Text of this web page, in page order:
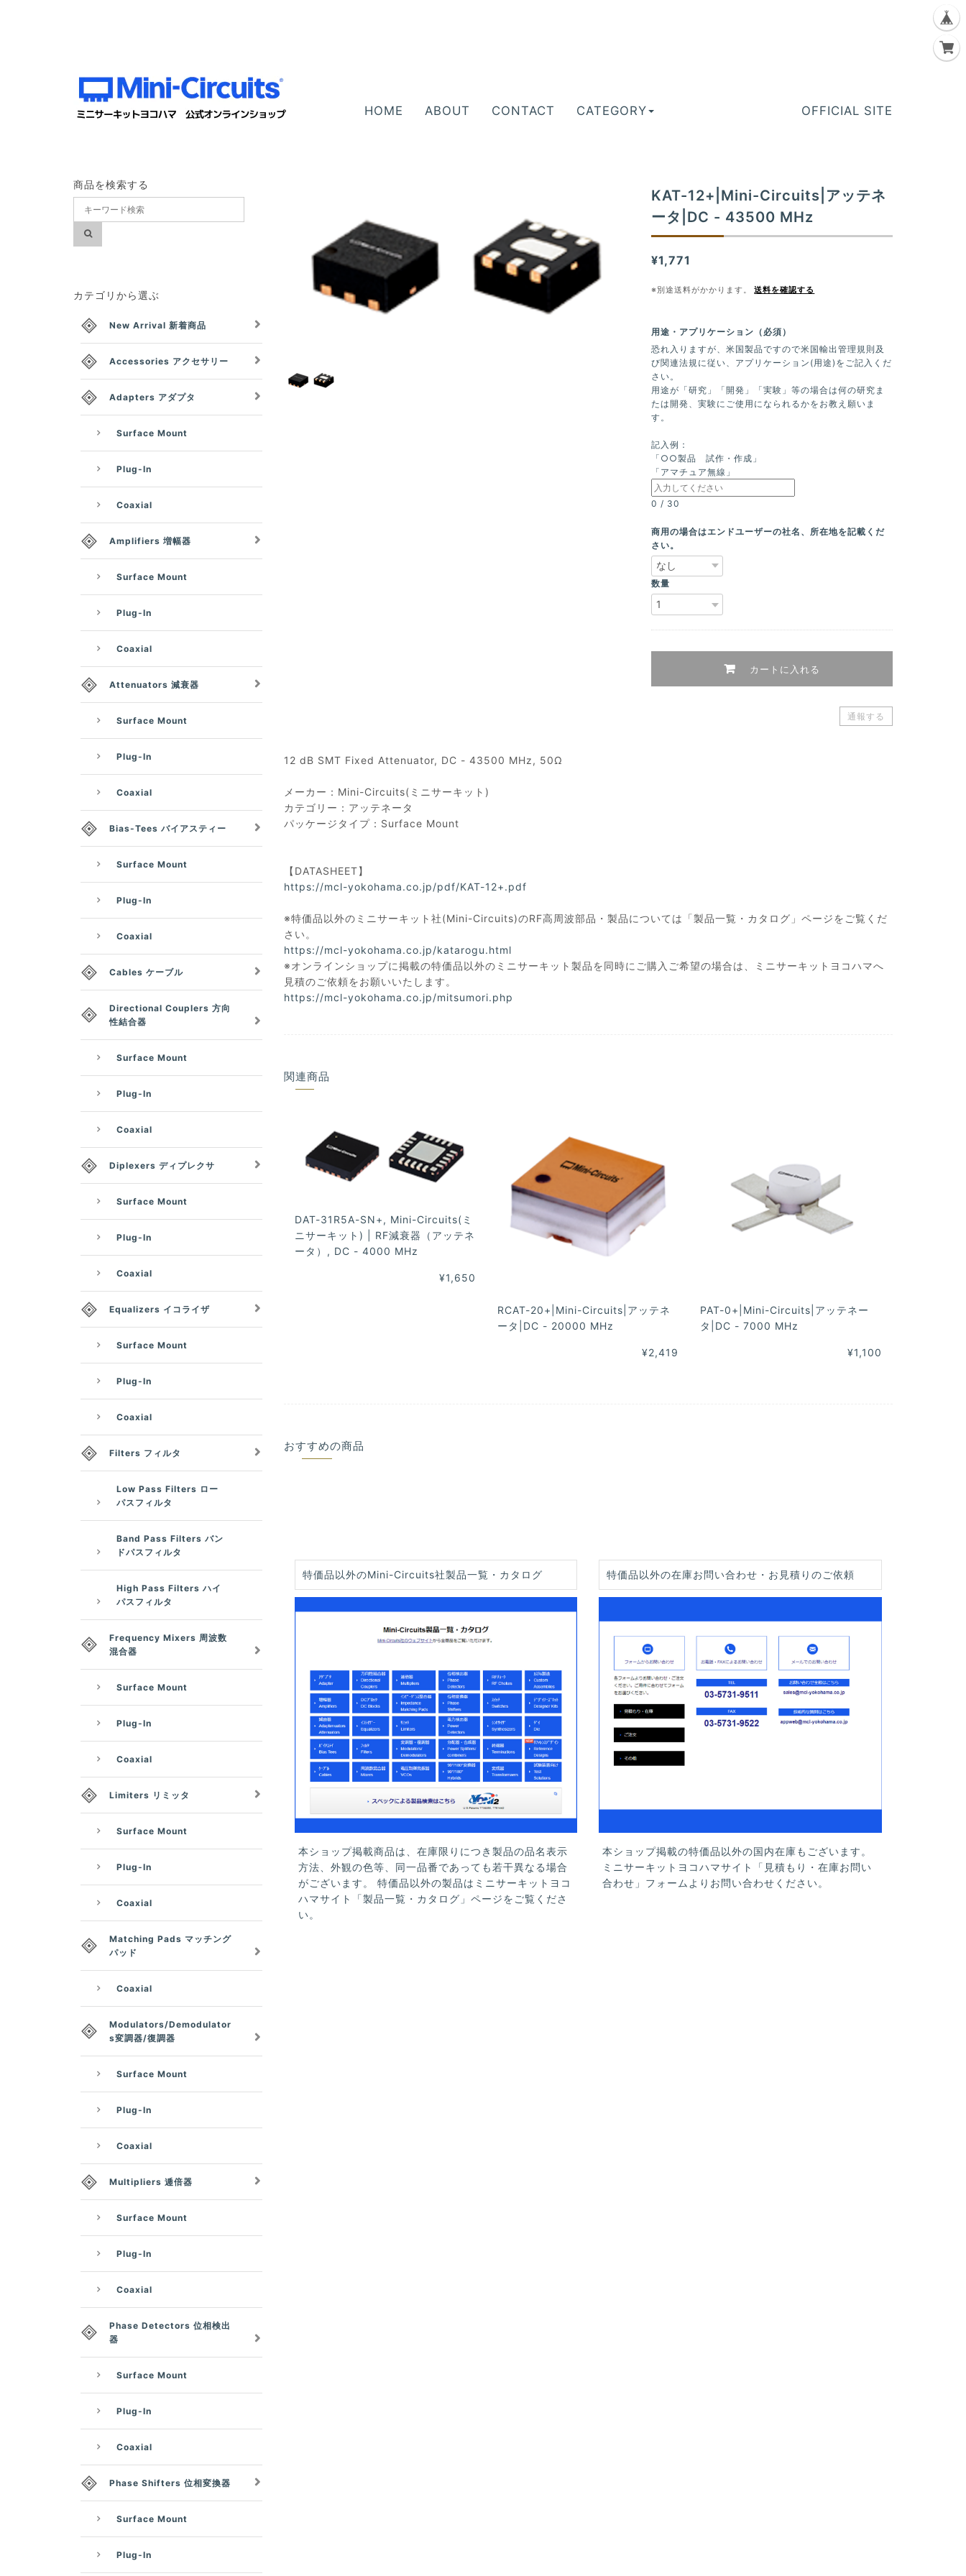
HOME ABOUT CONTACT CATEGORY OFFICIAL SITE
KAT-12+|Mini-Circuits|アッテネ
ータ|DC - 43500 MHz
¥1,771
※別途送料がかかります。 送料を確認する
用途・アプリケーション（必須）
恐れ入りますが、米国製品ですので米国輸出管理規則及
び関連法規に従い、アプリケーション(用途)をご記入くだ
さい。
用途が「研究」「開発」「実験」等の場合は何の研究ま
たは開発、実験にご使用になられるかをお教え願いま
す。
記入例：
「○○製品 試作・作成」
「アマチュア無線」
0 / 30
商用の場合はエンドユーザーの社名、所在地を記載くだ
さい。
数量
カートに入れる
通報する
12 dB SMT Fixed Attenuator, DC - 43500 MHz, 50Ω
メーカー：Mini-Circuits(ミニサーキット)
カテゴリー：アッテネータ
パッケージタイプ：Surface Mount
【DATASHEET】
https://mcl-yokohama.co.jp/pdf/KAT-12+.pdf
※特価品以外のミニサーキット社(Mini-Circuits)のRF高周波部品・製品については「製品一覧・カタログ」ページをご覧くだ
さい。
https://mcl-yokohama.co.jp/katarogu.html
※オンラインショップに掲載の特価品以外のミニサーキット製品を同時にご購入ご希望の場合は、ミニサーキットヨコハマへ
見積のご依頼をお願いいたします。
https://mcl-yokohama.co.jp/mitsumori.php
関連商品
DAT-31R5A-SN+, Mini-Circuits(ミ
ニサーキット) | RF減衰器（アッテネ
ータ）, DC - 4000 MHz
¥1,650
RCAT-20+|Mini-Circuits|アッテネ
ータ|DC - 20000 MHz
¥2,419
PAT-0+|Mini-Circuits|アッテネー
タ|DC - 7000 MHz
¥1,100
おすすめの商品
特価品以外のMini-Circuits社製品一覧・カタログ
本ショップ掲載商品は、在庫限りにつき製品の品名表示
方法、外観の色等、同一品番であっても若干異なる場合
がございます。 特価品以外の製品はミニサーキットヨコ
ハマサイト「製品一覧・カタログ」ページをご覧くださ
い。
特価品以外の在庫お問い合わせ・お見積りのご依頼
本ショップ掲載の特価品以外の国内在庫もございます。
ミニサーキットヨコハマサイト「見積もり・在庫お問い
合わせ」フォームよりお問い合わせください。
商品を検索する
カテゴリから選ぶ
New Arrival 新着商品
Accessories アクセサリー
Adapters アダプタ
Surface Mount
Plug-In
Coaxial
Amplifiers 増幅器
Surface Mount
Plug-In
Coaxial
Attenuators 減衰器
Surface Mount
Plug-In
Coaxial
Bias-Tees バイアスティー
Surface Mount
Plug-In
Coaxial
Cables ケーブル
Directional Couplers 方向
性結合器
Surface Mount
Plug-In
Coaxial
Diplexers ディプレクサ
Surface Mount
Plug-In
Coaxial
Equalizers イコライザ
Surface Mount
Plug-In
Coaxial
Filters フィルタ
Low Pass Filters ロー
パスフィルタ
Band Pass Filters バン
ドパスフィルタ
High Pass Filters ハイ
パスフィルタ
Frequency Mixers 周波数
混合器
Surface Mount
Plug-In
Coaxial
Limiters リミッタ
Surface Mount
Plug-In
Coaxial
Matching Pads マッチング
パッド
Coaxial
Modulators/Demodulator
s変調器/復調器
Surface Mount
Plug-In
Coaxial
Multipliers 逓倍器
Surface Mount
Plug-In
Coaxial
Phase Detectors 位相検出
器
Surface Mount
Plug-In
Coaxial
Phase Shifters 位相変換器
Surface Mount
Plug-In